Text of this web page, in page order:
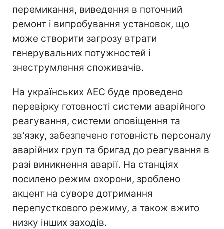
перемикання, виведення в поточний
ремонт і випробування установок, що
може створити загрозу втрати
генерувальних потужностей і
знеструмлення споживачів.
На українських АЕС буде проведено
перевірку готовності системи аварійного
реагування, системи оповіщення та
зв'язку, забезпечено готовність персоналу
аварійних груп та бригад до реагування в
разі виникнення аварії. На станціях
посилено режим охорони, зроблено
акцент на суворе дотримання
перепусткового режиму, а також вжито
низку інших заходів.